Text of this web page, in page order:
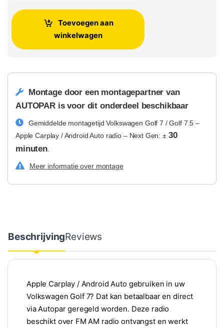
Toevoegen aan
winkelwagen
Montage door een montagepartner van
AUTOPAR is voor dit onderdeel beschikbaar
Gemiddelde montagetijd Volkswagen Golf 7 / Golf 7.5 –
Apple Carplay / Android Auto radio – Next Gen: ± 30
minuten.
Meer informatie over montage
BeschrijvingReviews
Apple Carplay / Android Auto gebruiken in uw
Volkswagen Golf 7? Dat kan betaalbaar en direct
via Autopar geregeld worden. Deze radio
beschikt over FM AM radio ontvangst en werkt